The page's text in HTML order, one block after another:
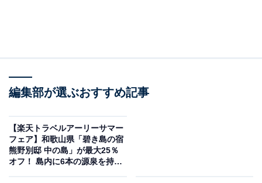
「伊豆長岡温泉 湯治場 弘法の湯 本店」は現在特別価格
編集部が選ぶおすすめ記事
【楽天トラベルアーリーサマー
フェア】和歌山県「碧き島の宿
熊野別邸 中の島」が最大25％
オフ！ 島内に6本の源泉を持つ